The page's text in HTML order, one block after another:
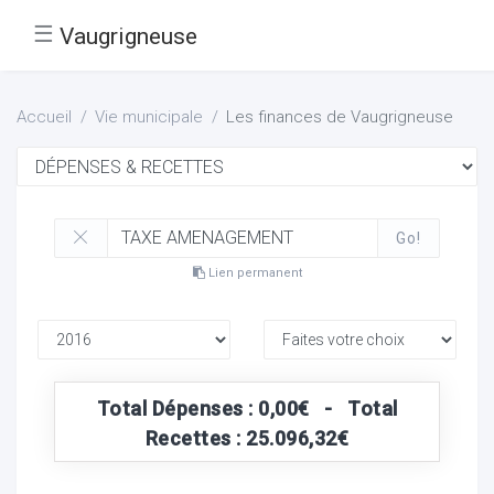
☰ Vaugrigneuse
Accueil Vie municipale Les finances de Vaugrigneuse
Go!
Lien permanent
Total Dépenses : 0,00€ - Total
Recettes : 25.096,32€